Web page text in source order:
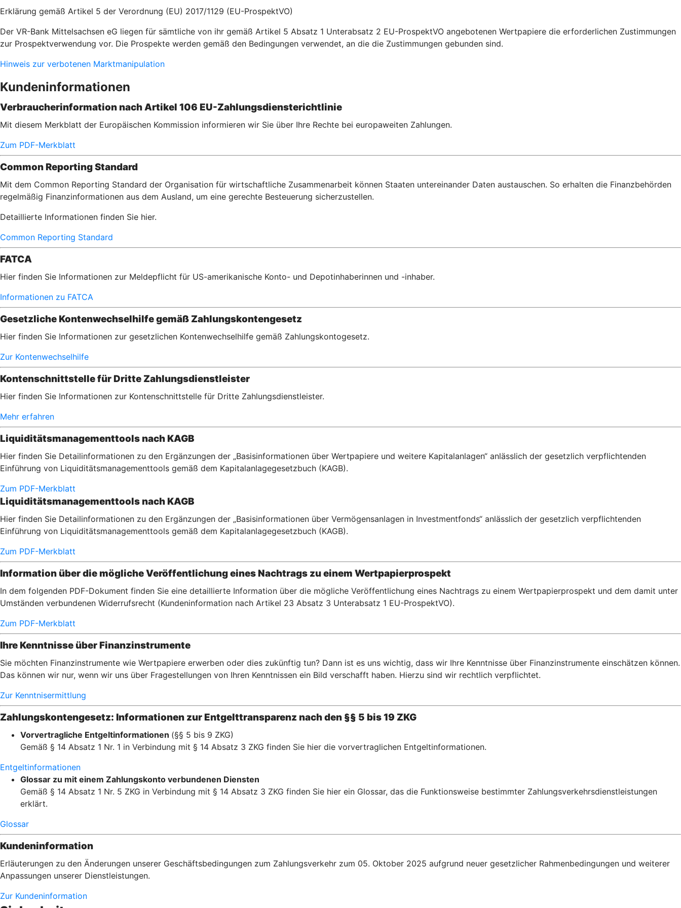
Erklärung gemäß Artikel 5 der Verordnung (EU) 2017/1129 (EU-ProspektVO)
Der VR-Bank Mittelsachsen eG liegen für sämtliche von ihr gemäß Artikel 5 Absatz 1 Unterabsatz 2 EU-ProspektVO angebotenen Wertpapiere die erforderlichen Zustimmungen
zur Prospektverwendung vor. Die Prospekte werden gemäß den Bedingungen verwendet, an die die Zustimmungen gebunden sind.
Hinweis zur verbotenen Marktmanipulation
Kundeninformationen
Verbraucherinformation nach Artikel 106 EU-Zahlungsdiensterichtlinie
Mit diesem Merkblatt der Europäischen Kommission informieren wir Sie über Ihre Rechte bei europaweiten Zahlungen.
Zum PDF-Merkblatt
Common Reporting Standard
Mit dem Common Reporting Standard der Organisation für wirtschaftliche Zusammenarbeit können Staaten untereinander Daten austauschen. So erhalten die Finanzbehörden
regelmäßig Finanzinformationen aus dem Ausland, um eine gerechte Besteuerung sicherzustellen.
Detaillierte Informationen finden Sie hier.
Common Reporting Standard
FATCA
Hier finden Sie Informationen zur Meldepflicht für US-amerikanische Konto- und Depotinhaberinnen und -inhaber.
Informationen zu FATCA
Gesetzliche Kontenwechselhilfe gemäß Zahlungskontengesetz
Hier finden Sie Informationen zur gesetzlichen Kontenwechselhilfe gemäß Zahlungskontogesetz.
Zur Kontenwechselhilfe
Kontenschnittstelle für Dritte Zahlungsdienstleister
Hier finden Sie Informationen zur Kontenschnittstelle für Dritte Zahlungsdienstleister.
Mehr erfahren
Liquiditätsmanagementtools nach KAGB
Hier finden Sie Detailinformationen zu den Ergänzungen der „Basisinformationen über Wertpapiere und weitere Kapitalanlagen“ anlässlich der gesetzlich verpflichtenden
Einführung von Liquiditätsmanagementtools gemäß dem Kapitalanlagegesetzbuch (KAGB).
Zum PDF-Merkblatt
Liquiditätsmanagementtools nach KAGB
Hier finden Sie Detailinformationen zu den Ergänzungen der „Basisinformationen über Vermögensanlagen in Investmentfonds“ anlässlich der gesetzlich verpflichtenden
Einführung von Liquiditätsmanagementtools gemäß dem Kapitalanlagegesetzbuch (KAGB).
Zum PDF-Merkblatt
Information über die mögliche Veröffentlichung eines Nachtrags zu einem Wertpapierprospekt
In dem folgenden PDF-Dokument finden Sie eine detaillierte Information über die mögliche Veröffentlichung eines Nachtrags zu einem Wertpapierprospekt und dem damit unter
Umständen verbundenen Widerrufsrecht (Kundeninformation nach Artikel 23 Absatz 3 Unterabsatz 1 EU-ProspektVO).
Zum PDF-Merkblatt
Ihre Kenntnisse über Finanzinstrumente
Sie möchten Finanzinstrumente wie Wertpapiere erwerben oder dies zukünftig tun? Dann ist es uns wichtig, dass wir Ihre Kenntnisse über Finanzinstrumente einschätzen können.
Das können wir nur, wenn wir uns über Fragestellungen von Ihren Kenntnissen ein Bild verschafft haben. Hierzu sind wir rechtlich verpflichtet.
Zur Kenntnisermittlung
Zahlungskontengesetz: Informationen zur Entgelttransparenz nach den §§ 5 bis 19 ZKG
Vorvertragliche Entgeltinformationen (§§ 5 bis 9 ZKG)
Gemäß § 14 Absatz 1 Nr. 1 in Verbindung mit § 14 Absatz 3 ZKG finden Sie hier die vorvertraglichen Entgeltinformationen.
Entgeltinformationen
Glossar zu mit einem Zahlungskonto verbundenen Diensten
Gemäß § 14 Absatz 1 Nr. 5 ZKG in Verbindung mit § 14 Absatz 3 ZKG finden Sie hier ein Glossar, das die Funktionsweise bestimmter Zahlungsverkehrsdienstleistungen
erklärt.
Glossar
Kundeninformation
Erläuterungen zu den Änderungen unserer Geschäftsbedingungen zum Zahlungsverkehr zum 05. Oktober 2025 aufgrund neuer gesetzlicher Rahmenbedingungen und weiterer
Anpassungen unserer Dienstleistungen.
Zur Kundeninformation